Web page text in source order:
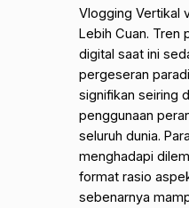
Vlogging Vertikal
Lebih Cuan. Tren
digital saat ini
pergeseran
signifikan seiring
penggunaan
seluruh dunia.
menghadapi
format rasio
sebenarnya